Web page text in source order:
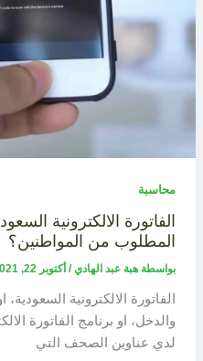
محاسبة
الفاتورة الالكترونية
المطلوب من المواطنين؟
بواسطة هبة عبد الهادي/ أكتوبر 22, 2021
الفاتورة الالكترونية السعودية،
والدخل، او برنامج الفاتورة
لدي عناوين الصحف التي